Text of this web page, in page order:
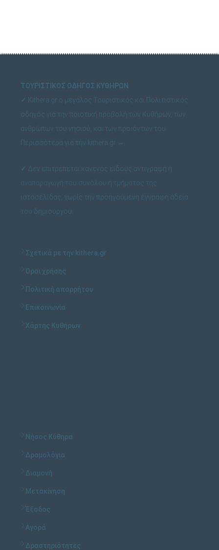
ΤΟΥΡΙΣΤΙΚΟΣ ΟΔΗΓΟΣ ΚΥΘΗΡΩΝ
✓
Kithera.gr ο μεγάλος Τουριστικός και Πολιτιστικός
οδηγός για την ποιοτική προβολή των Κυθήρων, των
ανθρώπων του νησιού, και των προϊόντων του.
Περισσότερα για την kithera.gr →
✓
Δεν επιτρέπεται κανενός είδους αντιγραφή ή
αναπαραγωγή του συνόλου ή τμήματος της
ιστοσελίδας, χωρίς την προηγούμενη έγγραφη άδεια
του δημιουργού.
Σχετικά με την kithera.gr
Όροι χρήσης
Πολιτική απορρήτου
Επικοινωνία
Χάρτης Κυθήρων
Νήσος Κύθηρα
Δρομολόγια
Διαμονή
Μετακίνηση
Έξοδος
Αγορά
Δραστηριότητες